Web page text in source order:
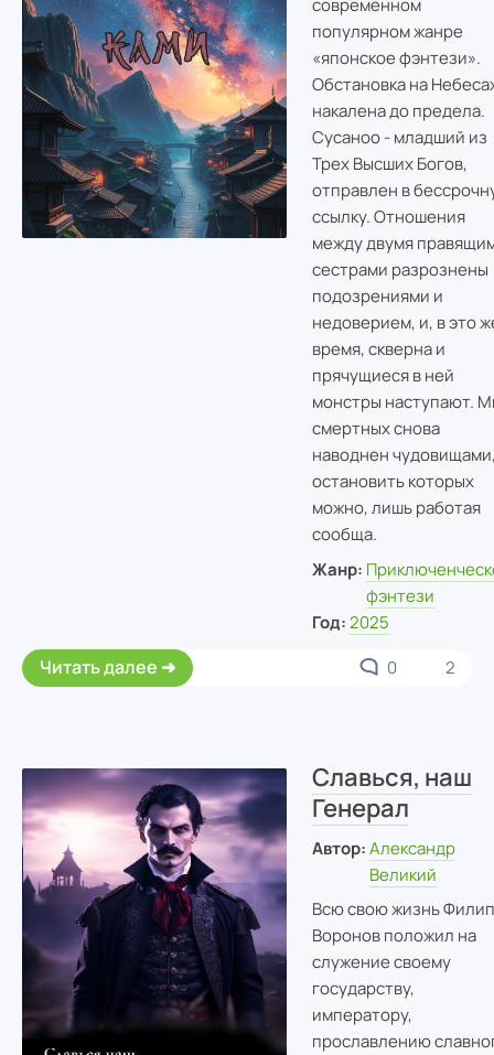
современном
популярном жанре
«японское фэнтези».
Обстановка на
накалена до предела.
Сусаноо - младший из
Трех Высших Богов,
отправлен в
ссылку. Отношения
между двумя
сестрами разрознены
подозрениями и
недоверием, и, в это
время, скверна и
прячущиеся в ней
монстры наступают.
смертных снова
наводнен
остановить которых
можно, лишь работая
сообща.
Жанр:
фэнтези
Год: 2025
Читать далее 0 2
Славься, наш
Генерал
Автор: Александр
Великий
Всю свою жизнь
Воронов положил на
служение своему
государству,
императору,
прославлению